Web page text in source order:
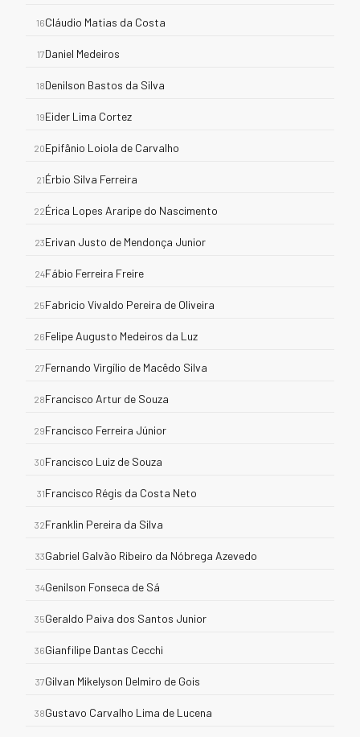
16Cláudio Matias da Costa
17Daniel Medeiros
18Denilson Bastos da Silva
19Eider Lima Cortez
20Epifânio Loiola de Carvalho
21Érbio Silva Ferreira
22Érica Lopes Araripe do Nascimento
23Erivan Justo de Mendonça Junior
24Fábio Ferreira Freire
25Fabricio Vivaldo Pereira de Oliveira
26Felipe Augusto Medeiros da Luz
27Fernando Virgílio de Macêdo Silva
28Francisco Artur de Souza
29Francisco Ferreira Júnior
30Francisco Luiz de Souza
31Francisco Régis da Costa Neto
32Franklin Pereira da Silva
33Gabriel Galvão Ribeiro da Nóbrega Azevedo
34Genilson Fonseca de Sá
35Geraldo Paiva dos Santos Junior
36Gianfilipe Dantas Cecchi
37Gilvan Mikelyson Delmiro de Gois
38Gustavo Carvalho Lima de Lucena